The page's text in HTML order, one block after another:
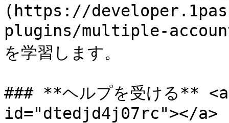
(https://
plugins/multiple-
を学習します。
### **ヘルプを受ける**
id="dtedjd4j07rc"></a>